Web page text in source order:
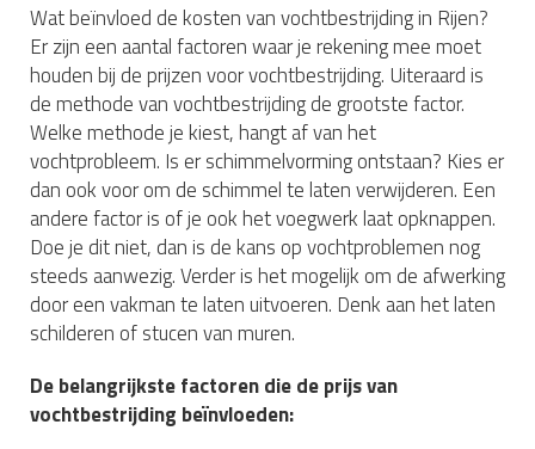
Wat beïnvloed de kosten van vochtbestrijding in Rijen?
Er zijn een aantal factoren waar je rekening mee moet
houden bij de prijzen voor vochtbestrijding. Uiteraard is
de methode van vochtbestrijding de grootste factor.
Welke methode je kiest, hangt af van het
vochtprobleem. Is er schimmelvorming ontstaan? Kies er
dan ook voor om de schimmel te laten verwijderen. Een
andere factor is of je ook het voegwerk laat opknappen.
Doe je dit niet, dan is de kans op vochtproblemen nog
steeds aanwezig. Verder is het mogelijk om de afwerking
door een vakman te laten uitvoeren. Denk aan het laten
schilderen of stucen van muren.
De belangrijkste factoren die de prijs van
vochtbestrijding beïnvloeden: